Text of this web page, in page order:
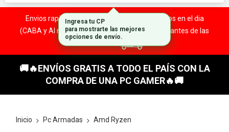
Envios rapidos y seguros a todo el pais. ¡ Envios en el dia
(CABA y Al rededores) Acreditando tu compra antes de las
🚚🔥ENVÍOS GRATIS A TODO EL PAÍS CON LA
COMPRA DE UNA PC GAMER🔥🚚
Inicio Pc Armadas Amd Ryzen